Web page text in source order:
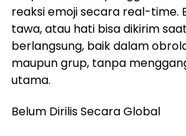
reaksi emoji secara real-time.
tawa, atau hati bisa dikirim
berlangsung, baik dalam
maupun grup, tanpa
utama.
Belum Dirilis Secara Global